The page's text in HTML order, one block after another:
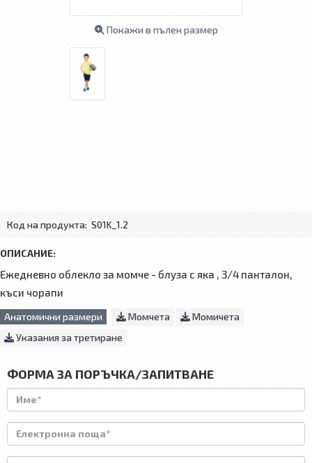
Покажи в пълен размер
Код на продукта: S01K_1.2
ОПИСАНИЕ:
Ежедневно облекло за момче - блуза с яка , 3/4 панталон,
къси чорапи
Анатомични размери Момчета
Момичета
Указания за третиране
ФОРМА ЗА ПОРЪЧКА/ЗАПИТВАНЕ